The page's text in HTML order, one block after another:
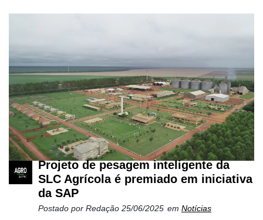
Projeto de pesagem inteligente da
SLC Agrícola é premiado em iniciativa
da SAP
Postado por Redação 25/06/2025 em Notícias